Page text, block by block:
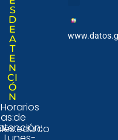
S
D
E
A
T
E
N
CI
Ó
N
Horarios
de